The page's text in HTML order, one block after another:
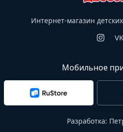
Интернет-магазин
VK
Мобильное
Разработка: